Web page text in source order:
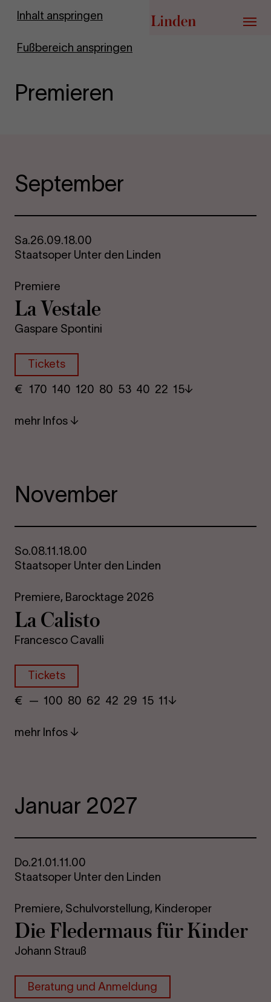
Inhalt anspringen
Fußbereich anspringen
Zur Startseite
Menü
Premieren
September
Sa.26.09.18.00
Staatsoper Unter den Linden
Premiere
La Ves­ta­le
Gaspare Spontini
Tickets
€ ​ 170 140 120​ 80 53 40​ 22 15
mehr Infos
November
So.08.11.18.00
Staatsoper Unter den Linden
Premiere, Barocktage 2026
La Ca­lis­to
Francesco Cavalli
Tickets
€ ​ — 100 80​ 62 42 29​ 15 11
mehr Infos
Januar 2027
Do.21.01.11.00
Staatsoper Unter den Linden
Premiere, Schulvorstellung, Kinderoper
Die Fle­der­maus für Kin­der
Johann Strauß
Be­ra­tung und An­mel­dung